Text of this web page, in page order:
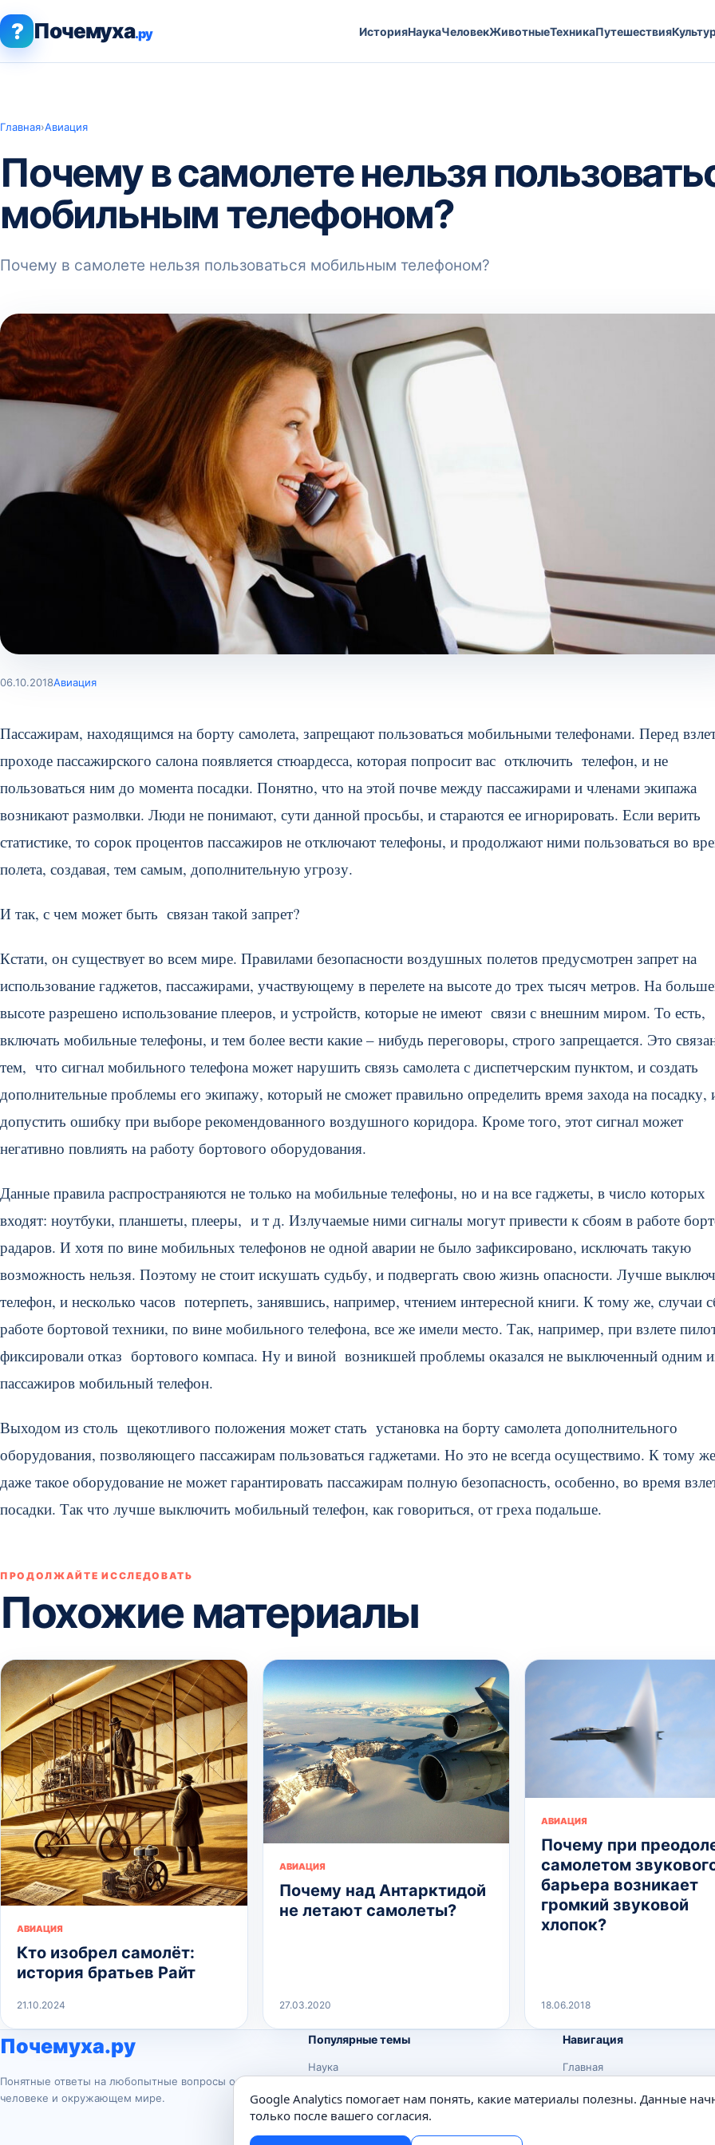
? Почемуха.ру ИсторияНаукаЧеловекЖивотныеТехникаПутешествия
Главная›Авиация
Почему в самолете нельзя
мобильным телефоном?
Почему в самолете нельзя пользоваться мобильным телефоном?
06.10.2018Авиация
Пассажирам, находящимся на борту самолета, запрещают пользоваться мобильными телефонами. Перед
проходе пассажирского салона появляется стюардесса, которая попросит вас отключить телефон, и не
пользоваться ним до момента посадки. Понятно, что на этой почве между пассажирами и членами экипажа
возникают размолвки. Люди не понимают, сути данной просьбы, и стараются ее игнорировать. Если верить
статистике, то сорок процентов пассажиров не отключают телефоны, и продолжают ними пользоваться во
полета, создавая, тем самым, дополнительную угрозу.
И так, с чем может быть связан такой запрет?
Кстати, он существует во всем мире. Правилами безопасности воздушных полетов предусмотрен запрет на
использование гаджетов, пассажирами, участвующему в перелете на высоте до трех тысяч метров. На
высоте разрешено использование плееров, и устройств, которые не имеют связи с внешним миром. То есть,
включать мобильные телефоны, и тем более вести какие – нибудь переговоры, строго запрещается. Это
тем, что сигнал мобильного телефона может нарушить связь самолета с диспетчерским пунктом, и создать
дополнительные проблемы его экипажу, который не сможет правильно определить время захода на посадку,
допустить ошибку при выборе рекомендованного воздушного коридора. Кроме того, этот сигнал может
негативно повлиять на работу бортового оборудования.
Данные правила распространяются не только на мобильные телефоны, но и на все гаджеты, в число которых
входят: ноутбуки, планшеты, плееры, и т д. Излучаемые ними сигналы могут привести к сбоям в работе
радаров. И хотя по вине мобильных телефонов не одной аварии не было зафиксировано, исключать такую
возможность нельзя. Поэтому не стоит искушать судьбу, и подвергать свою жизнь опасности. Лучше
телефон, и несколько часов потерпеть, занявшись, например, чтением интересной книги. К тому же, случаи
работе бортовой техники, по вине мобильного телефона, все же имели место. Так, например, при взлете
фиксировали отказ бортового компаса. Ну и виной возникшей проблемы оказался не выключенный одним
пассажиров мобильный телефон.
Выходом из столь щекотливого положения может стать установка на борту самолета дополнительного
оборудования, позволяющего пассажирам пользоваться гаджетами. Но это не всегда осуществимо. К тому
даже такое оборудование не может гарантировать пассажирам полную безопасность, особенно, во время
посадки. Так что лучше выключить мобильный телефон, как говориться, от греха подальше.
ПРОДОЛЖАЙТЕ ИССЛЕДОВАТЬ
Похожие материалы
АВИАЦИЯ
Кто изобрел самолёт:
история братьев Райт
21.10.2024
АВИАЦИЯ
Почему над Антарктидой
не летают самолеты?
27.03.2020
АВИАЦИЯ
Почему при
самолетом
барьера возникает
громкий звуковой
хлопок?
18.06.2018
Почемуха.ру
Понятные ответы на любопытные вопросы о
человеке и окружающем мире.
Популярные темы
Наука
Животные
Техника
Навигация
Главная
Google Analytics помогает нам понять, какие материалы полезны. Данные
только после вашего согласия.